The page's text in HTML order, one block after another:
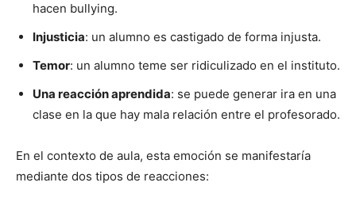
hacen bullying.
Injusticia: un alumno es castigado de forma injusta.
Temor: un alumno teme ser ridiculizado en el instituto.
Una reacción aprendida: se puede generar ira en una
clase en la que hay mala relación entre el profesorado.
En el contexto de aula, esta emoción se manifestaría
mediante dos tipos de reacciones: